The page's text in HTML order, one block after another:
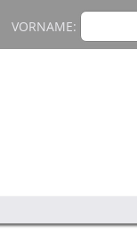
VORNAME: